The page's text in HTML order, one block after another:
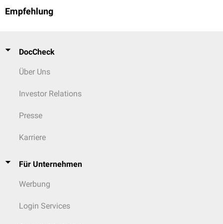
Empfehlung
DocCheck
Über Uns
Investor Relations
Presse
Karriere
Für Unternehmen
Werbung
Login Services